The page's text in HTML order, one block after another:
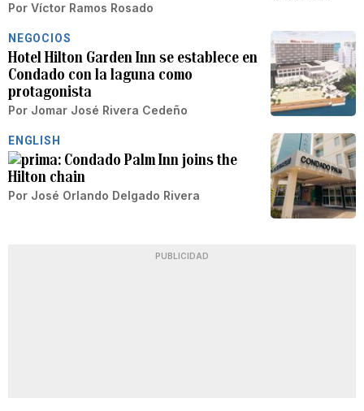
Por Víctor Ramos Rosado
NEGOCIOS
Hotel Hilton Garden Inn se establece en
Condado con la laguna como
protagonista
Por Jomar José Rivera Cedeño
ENGLISH
Condado Palm Inn joins the
Hilton chain
Por José Orlando Delgado Rivera
PUBLICIDAD